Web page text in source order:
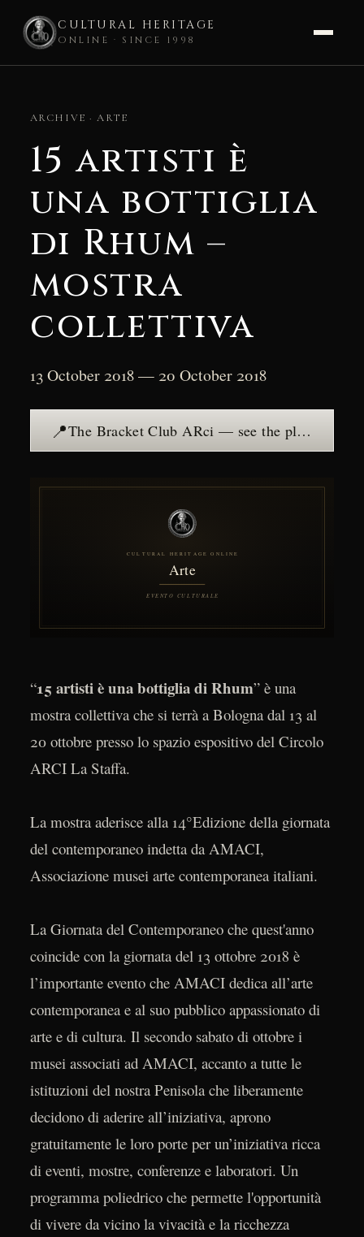
CULTURAL HERITAGE
ONLINE · SINCE 1998
contentARCHIVE · ARTE
15 artisti è
una bottiglia
di Rhum –
mostra
collettiva
13 October 2018 — 20 October 2018
📍 The Bracket Club ARci — see the place →
“15 artisti è una bottiglia di Rhum” è una
mostra collettiva che si terrà a Bologna dal 13 al
20 ottobre presso lo spazio espositivo del Circolo
ARCI La Staffa.
La mostra aderisce alla 14°Edizione della giornata
del contemporaneo indetta da AMACI,
Associazione musei arte contemporanea italiani.
La Giornata del Contemporaneo che quest'anno
coincide con la giornata del 13 ottobre 2018 è
l’importante evento che AMACI dedica all’arte
contemporanea e al suo pubblico appassionato di
arte e di cultura. Il secondo sabato di ottobre i
musei associati ad AMACI, accanto a tutte le
istituzioni del nostra Penisola che liberamente
decidono di aderire all’iniziativa, aprono
gratuitamente le loro porte per un’iniziativa ricca
di eventi, mostre, conferenze e laboratori. Un
programma poliedrico che permette l'opportunità
di vivere da vicino la vivacità e la ricchezza